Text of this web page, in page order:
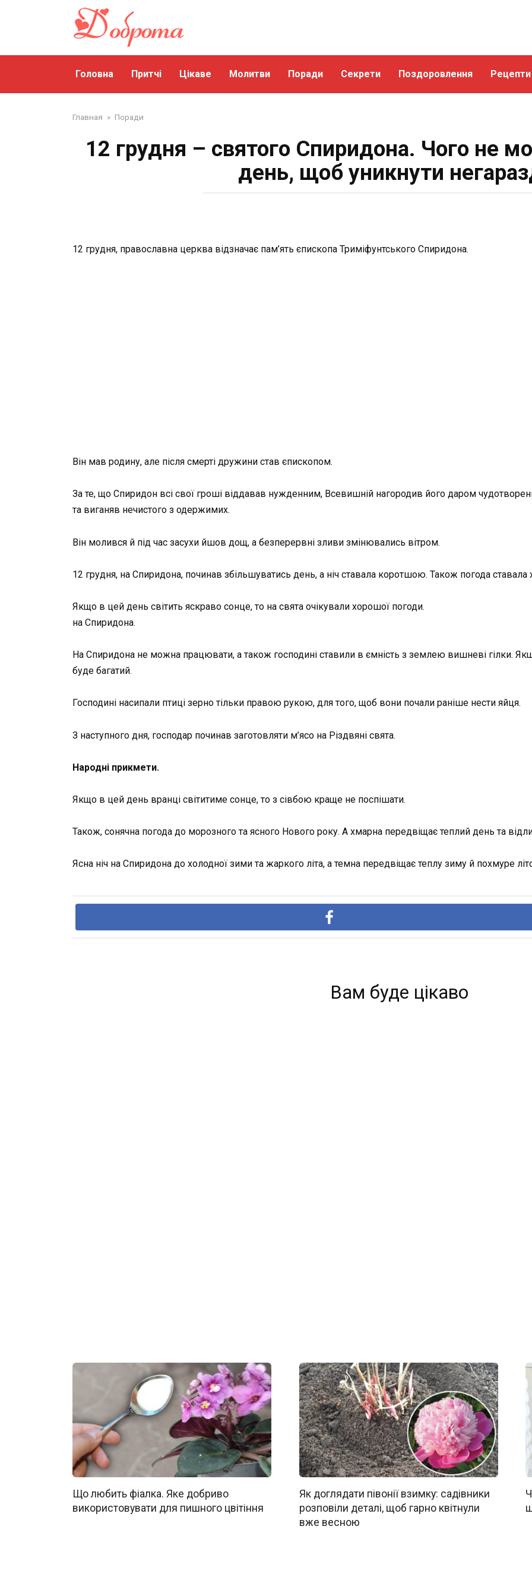
Головна Притчі Цікаве Молитви Поради Секрети Поздоровлення Рецепти
Главная » Поради
12 грудня – святого Спиридона. Чого не
день, щоб уникнути
12 грудня, православна церква відзначає пам’ять єпископа Триміфунтського Спиридона.
Він мав родину, але після смерті дружини став єпископом.
За те, що Спиридон всі свої гроші віддавав нужденним, Всевишній нагородив його даром
та виганяв нечистого з одержимих.
Він молився й під час засухи йшов дощ, а безперервні зливи змінювались вітром.
12 грудня, на Спиридона, починав збільшуватись день, а ніч ставала коротшою. Також погода
Якщо в цей день світить яскраво сонце, то на свята очікували хорошої погоди.
на Спиридона.
На Спиридона не можна працювати, а також господині ставили в ємність з землею вишневі гілки.
буде багатий.
Господині насипали птиці зерно тільки правою рукою, для того, щоб вони почали раніше нести яйця.
З наступного дня, господар починав заготовляти м’ясо на Різдвяні свята.
Народні прикмети.
Якщо в цей день вранці світитиме сонце, то з сівбою краще не поспішати.
Також, сонячна погода до морозного та ясного Нового року. А хмарна передвіщає теплий день та
Ясна ніч на Спиридона до холодної зими та жаркого літа, а темна передвіщає теплу зиму й похмуре
Вам буде цікаво
Що любить фіалка. Яке добриво
використовувати для пишного цвітіння
Як доглядати півонії взимку: садівники
розповіли деталі, щоб гарно квітнули
вже весною